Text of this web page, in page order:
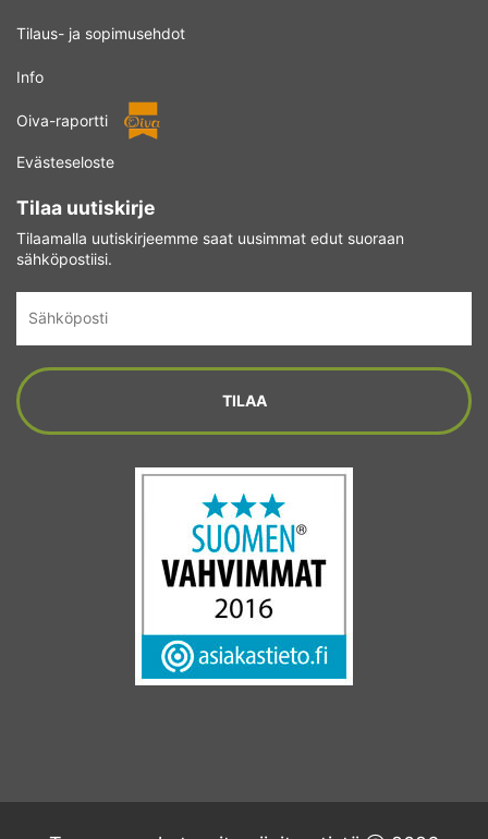
Tilaus- ja sopimusehdot
Info
Oiva-raportti
Evästeseloste
Tilaa uutiskirje
Tilaamalla uutiskirjeemme saat uusimmat edut suoraan
sähköpostiisi.